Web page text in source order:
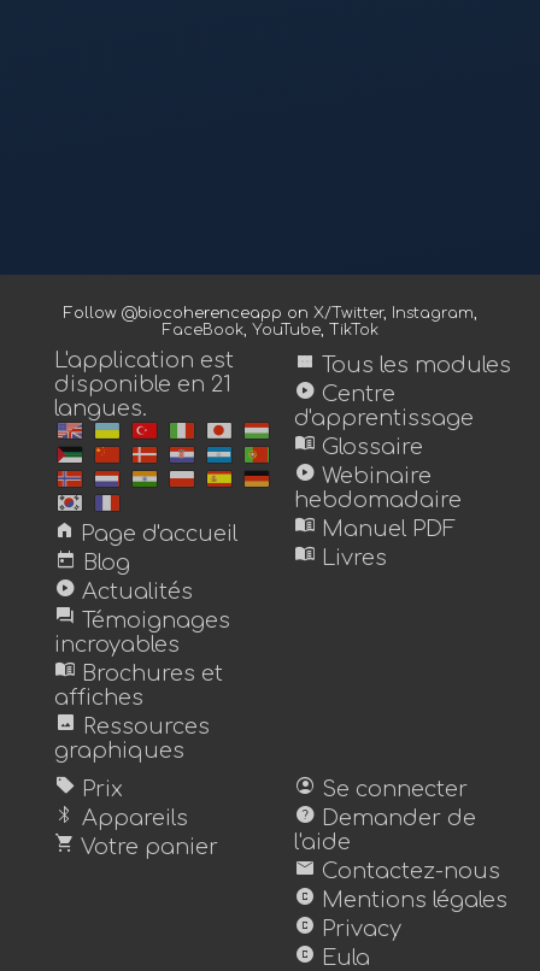
Follow @biocoherenceapp on X/Twitter, Instagram
FaceBook, YouTube, TikTok
L'application est
disponible en 21
langues.
home Page d'accueil
today Blog
play_circle Actualités
forum Témoignages
incroyables
menu_book Brochures et
affiches
image Ressources
graphiques
view_module Tous les modules
play_circle Centre
d'apprentissage
menu_book Glossaire
play_circle Webinaire
hebdomadaire
menu_book Manuel PDF
menu_book Livres
sell Prix
bluetooth Appareils
shopping_cart Votre panier
account_circle Se connecter
help Demander de
l'aide
mail Contactez-nous
copyright Mentions légales
copyright Privacy
copyright Eula